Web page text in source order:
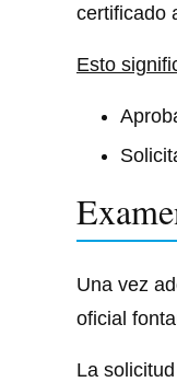
certificado
Esto
Una vez
oficial
La